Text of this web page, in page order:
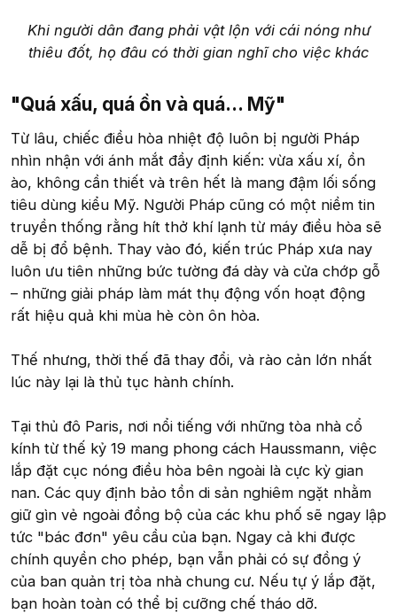
Khi người dân đang phải vật lộn với cái nóng như
thiêu đốt, họ đâu có thời gian nghĩ cho việc khác
"Quá xấu, quá ồn và quá... Mỹ"​
Từ lâu, chiếc điều hòa nhiệt độ luôn bị người Pháp
nhìn nhận với ánh mắt đầy định kiến: vừa xấu xí, ồn
ào, không cần thiết và trên hết là mang đậm lối sống
tiêu dùng kiểu Mỹ. Người Pháp cũng có một niềm tin
truyền thống rằng hít thở khí lạnh từ máy điều hòa sẽ
dễ bị đổ bệnh. Thay vào đó, kiến trúc Pháp xưa nay
luôn ưu tiên những bức tường đá dày và cửa chớp gỗ
– những giải pháp làm mát thụ động vốn hoạt động
rất hiệu quả khi mùa hè còn ôn hòa.
Thế nhưng, thời thế đã thay đổi, và rào cản lớn nhất
lúc này lại là thủ tục hành chính.
Tại thủ đô Paris, nơi nổi tiếng với những tòa nhà cổ
kính từ thế kỷ 19 mang phong cách Haussmann, việc
lắp đặt cục nóng điều hòa bên ngoài là cực kỳ gian
nan. Các quy định bảo tồn di sản nghiêm ngặt nhằm
giữ gìn vẻ ngoài đồng bộ của các khu phố sẽ ngay lập
tức "bác đơn" yêu cầu của bạn. Ngay cả khi được
chính quyền cho phép, bạn vẫn phải có sự đồng ý
của ban quản trị tòa nhà chung cư. Nếu tự ý lắp đặt,
bạn hoàn toàn có thể bị cưỡng chế tháo dỡ.